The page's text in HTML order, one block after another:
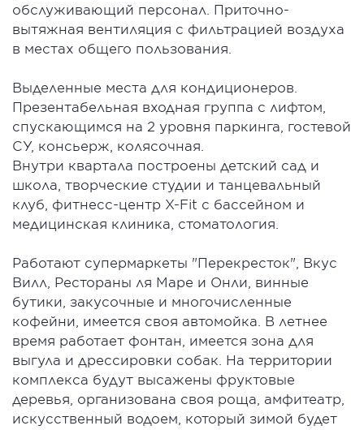
обслуживающий персонал. Приточно-
вытяжная вентиляция с фильтрацией воздуха
в местах общего пользования.
Выделенные места для кондиционеров.
Презентабельная входная группа с лифтом,
спускающимся на 2 уровня паркинга, гостевой
СУ, консьерж, колясочная.
Внутри квартала построены детский сад и
школа, творческие студии и танцевальный
клуб, фитнесс-центр X-Fit с бассейном и
медицинская клиника, стоматология.
Работают супермаркеты "Перекресток", Вкус
Вилл, Рестораны ля Маре и Онли, винные
бутики, закусочные и многочисленные
кофейни, имеется своя автомойка. В летнее
время работает фонтан, имеется зона для
выгула и дрессировки собак. На территории
комплекса будут высажены фруктовые
деревья, организована своя роща, амфитеатр,
искусственный водоем, который зимой будет